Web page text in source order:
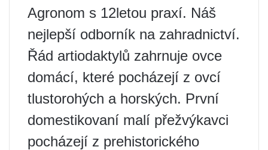
Agronom s 12letou praxí. Náš
nejlepší odborník na zahradnictví.
Řád artiodaktylů zahrnuje ovce
domácí, které pocházejí z ovcí
tlustorohých a horských. První
domestikovaní malí přežvýkavci
pocházejí z prehistorického